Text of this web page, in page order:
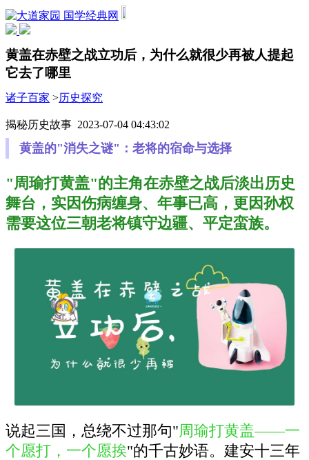
国学经典网
黄盖在赤壁之战立功后，为什么就很少再被人提起
它去了哪里
诸子百家 >历史探究
揭秘历史故事 2023-07-04 04:43:02
黄盖的"消失之谜"：老将的宿命与选择
"周瑜打黄盖"的主角在赤壁之战后淡出历史
舞台，实因伤病缠身、年事已高，更因孙权
需要这位三朝老将镇守边疆、平定蛮族。
说起三国，总绕不过那句"周瑜打黄盖——一
个愿打，一个愿挨"的千古妙语。建安十三年